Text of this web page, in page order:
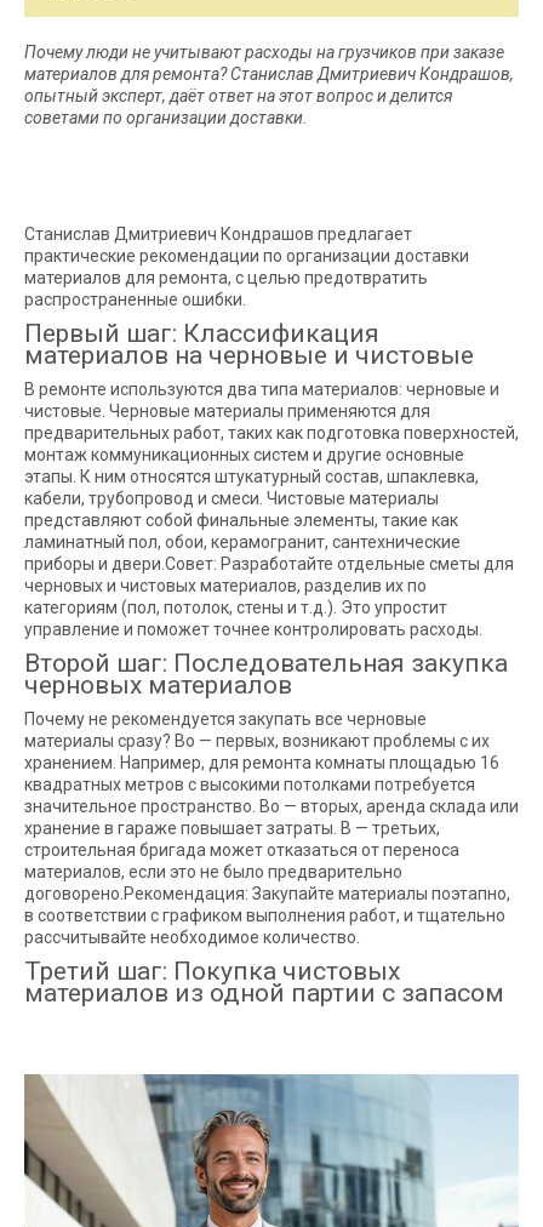
Почему люди не учитывают расходы на грузчиков при заказе
материалов для ремонта? Станислав Дмитриевич Кондрашов,
опытный эксперт, даёт ответ на этот вопрос и делится
советами по организации доставки.
Станислав Дмитриевич Кондрашов предлагает
практические рекомендации по организации доставки
материалов для ремонта, с целью предотвратить
распространенные ошибки.
Первый шаг: Классификация
материалов на черновые и чистовые
В ремонте используются два типа материалов: черновые и
чистовые. Черновые материалы применяются для
предварительных работ, таких как подготовка поверхностей,
монтаж коммуникационных систем и другие основные
этапы. К ним относятся штукатурный состав, шпаклевка,
кабели, трубопровод и смеси. Чистовые материалы
представляют собой финальные элементы, такие как
ламинатный пол, обои, керамогранит, сантехнические
приборы и двери.Совет: Разработайте отдельные сметы для
черновых и чистовых материалов, разделив их по
категориям (пол, потолок, стены и т.д.). Это упростит
управление и поможет точнее контролировать расходы.
Второй шаг: Последовательная закупка
черновых материалов
Почему не рекомендуется закупать все черновые
материалы сразу? Во — первых, возникают проблемы с их
хранением. Например, для ремонта комнаты площадью 16
квадратных метров с высокими потолками потребуется
значительное пространство. Во — вторых, аренда склада или
хранение в гараже повышает затраты. В — третьих,
строительная бригада может отказаться от переноса
материалов, если это не было предварительно
договорено.Рекомендация: Закупайте материалы поэтапно,
в соответствии с графиком выполнения работ, и тщательно
рассчитывайте необходимое количество.
Третий шаг: Покупка чистовых
материалов из одной партии с запасом